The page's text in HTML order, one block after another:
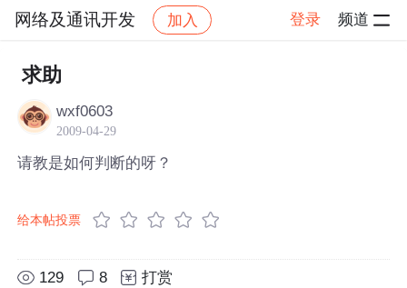
网络及通讯开发 加入 登录 频道
社区
求助
wxf0603
2009-04-29
请教是如何判断的呀？
给本帖投票
129 8 打赏